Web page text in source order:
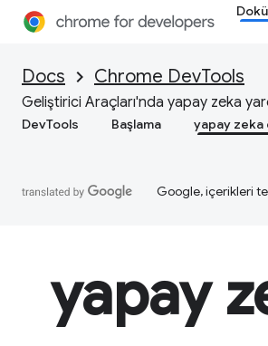
Docs Chrome DevTools
Geliştirici Araçları'nda yapay zeka
DevTools Başlama yapay
Google, içerikleri
yapay